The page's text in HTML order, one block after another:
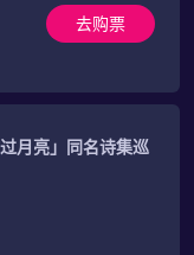
去购票
月亮」同名诗集巡